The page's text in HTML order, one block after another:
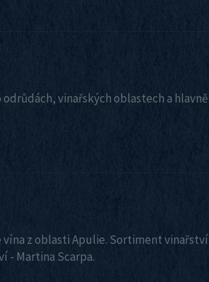
vinařských oblastech a hlavně
z oblasti Apulie. Sortiment vinařství
- Martina Scarpa.